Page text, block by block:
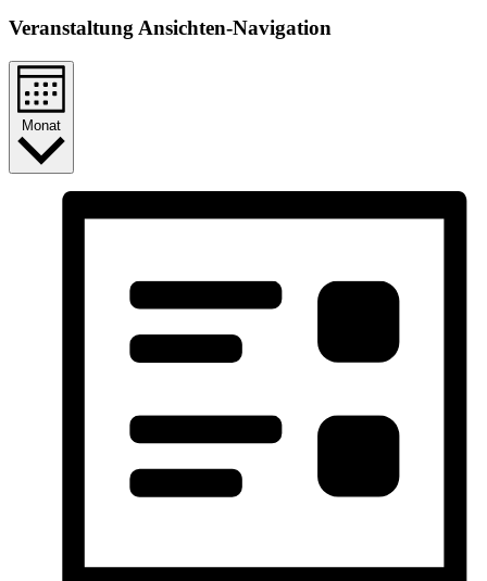
Veranstaltung Ansichten-Navigation
Monat